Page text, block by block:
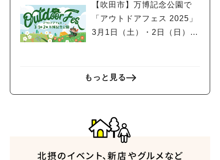
【吹田市】万博記念公園で
「アウトドアフェス 2025」
3月1日（土）・2日（日）開
も同時開催
もっと見る